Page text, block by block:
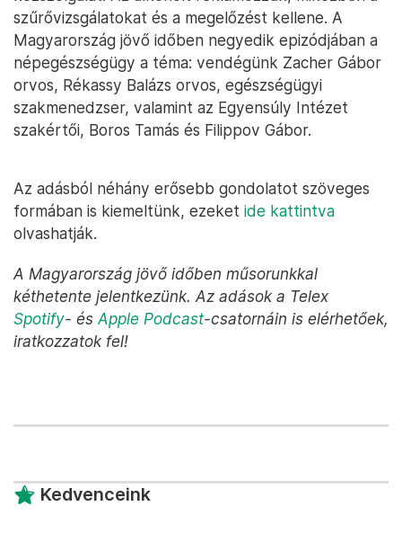
szűrővizsgálatokat és a megelőzést kellene. A
Magyarország jövő időben negyedik epizódjában a
népegészségügy a téma: vendégünk Zacher Gábor
orvos, Rékassy Balázs orvos, egészségügyi
szakmenedzser, valamint az Egyensúly Intézet
szakértői, Boros Tamás és Filippov Gábor.
Az adásból néhány erősebb gondolatot szöveges
formában is kiemeltünk, ezeket ide kattintva
olvashatják.
A Magyarország jövő időben műsorunkkal
kéthetente jelentkezünk. Az adások a Telex
Spotify- és Apple Podcast-csatornáin is elérhetőek,
iratkozzatok fel!
Kedvenceink